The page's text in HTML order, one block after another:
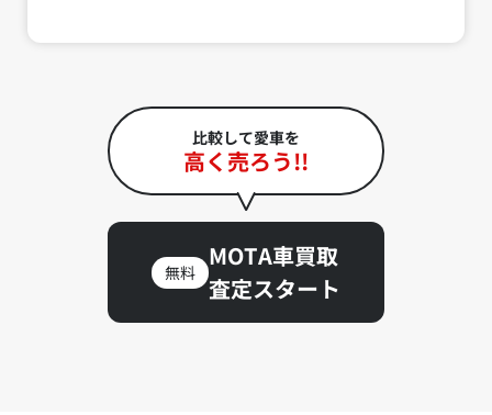
比較して愛車を
高く売ろう!!
無料
MOTA車買取
査定スタート